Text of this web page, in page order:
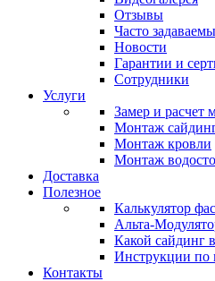
Отзывы
Часто
Новости
Гарантии и
Сотрудники
Услуги
Замер и расчет
Монтаж
Монтаж кровли
Монтаж
Доставка
Полезное
Калькулятор
Альта-
Какой сайдинг
Инструкции по
Контакты